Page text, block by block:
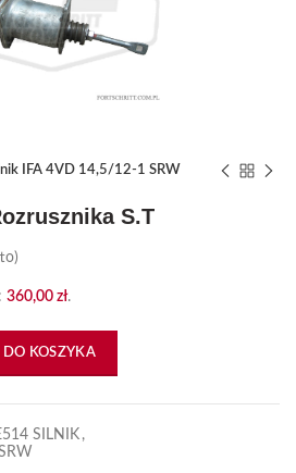
IFA 4VD 14,5/12-1 SRW
S.T
360,00 zł.
DO KOSZYKA
SILNIK ,